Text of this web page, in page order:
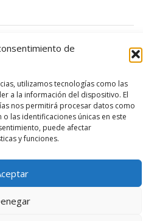
de
utilizamos tecnologías como las
a la información del dispositivo. El
nos permitirá procesar datos como
las identificaciones únicas en este
puede afectar
y funciones.
Todos los derechos reservados
yCibernatural